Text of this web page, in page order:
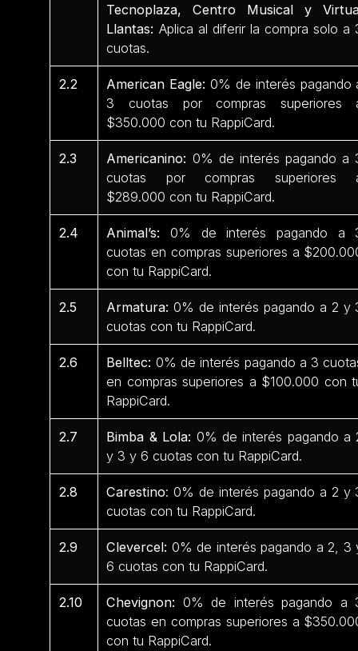
Tecnoplaza, Centro Musical y
Llantas: Aplica al diferir la compra solo a
cuotas.
2.2 American Eagle:0% de interés pagando
3 cuotas por compras superiores
$350.000 con tu RappiCard.
2.3 Americanino: 0% de interés pagando a
cuotas por compras superiores
$289.000 con tu RappiCard.
2.4 Animal’s:0% de interés pagando a
cuotas en compras superiores a
con tu RappiCard.
2.5 Armatura: 0% de interés pagando a 2 y
cuotas con tu RappiCard.
2.6 Belltec: 0% de interés pagando a 3
en compras superiores a $100.000 con
RappiCard.
2.7 Bimba & Lola: 0% de interés pagando a
y 3 y 6 cuotas con tu RappiCard.
2.8 Carestino: 0% de interés pagando a 2 y
cuotas con tu RappiCard.
2.9 Clevercel: 0% de interés pagando a 2, 3
6 cuotas con tu RappiCard.
2.10 Chevignon: 0% de interés pagando a
cuotas en compras superiores a
con tu RappiCard.